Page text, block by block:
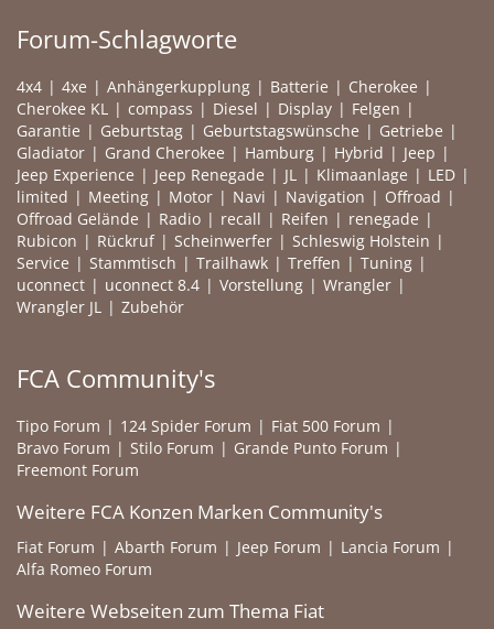
Forum-Schlagworte
4x4 4xe Anhängerkupplung Batterie
Cherokee
Cherokee KL
compass Diesel Display
Felgen
Garantie
Geburtstag Geburtstagswünsche
Getriebe
Gladiator
Grand Cherokee Hamburg Hybrid
Jeep
Jeep Experience
Jeep Renegade JL Klimaanlage
LED
limited
Meeting Motor Navi Navigation
Offroad
Offroad Gelände
Radio recall Reifen
renegade
Rubicon
Rückruf Scheinwerfer
Schleswig Holstein
Service
Stammtisch Trailhawk Treffen
Tuning
uconnect
uconnect 8.4 Vorstellung
Wrangler
Wrangler JL
Zubehör
FCA Community's
Tipo Forum 124 Spider Forum
Fiat 500 Forum
Bravo Forum
Stilo Forum
Grande Punto Forum
Freemont Forum
Weitere FCA Konzen Marken Community's
Fiat Forum Abarth Forum Jeep Forum
Lancia Forum
Alfa Romeo Forum
Weitere Webseiten zum Thema Fiat